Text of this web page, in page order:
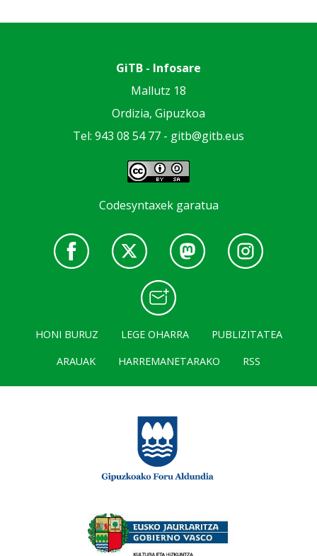
GiTB - Infosare
Mallutz 18
Ordizia, Gipuzkoa
Tel: 943 08 54 77 - gitb@gitb.eus
Codesyntaxek garatua
HONI BURUZ LEGE OHARRA
PUBLIZITATEA
ARAUAK
HARREMANETARAKO RSS